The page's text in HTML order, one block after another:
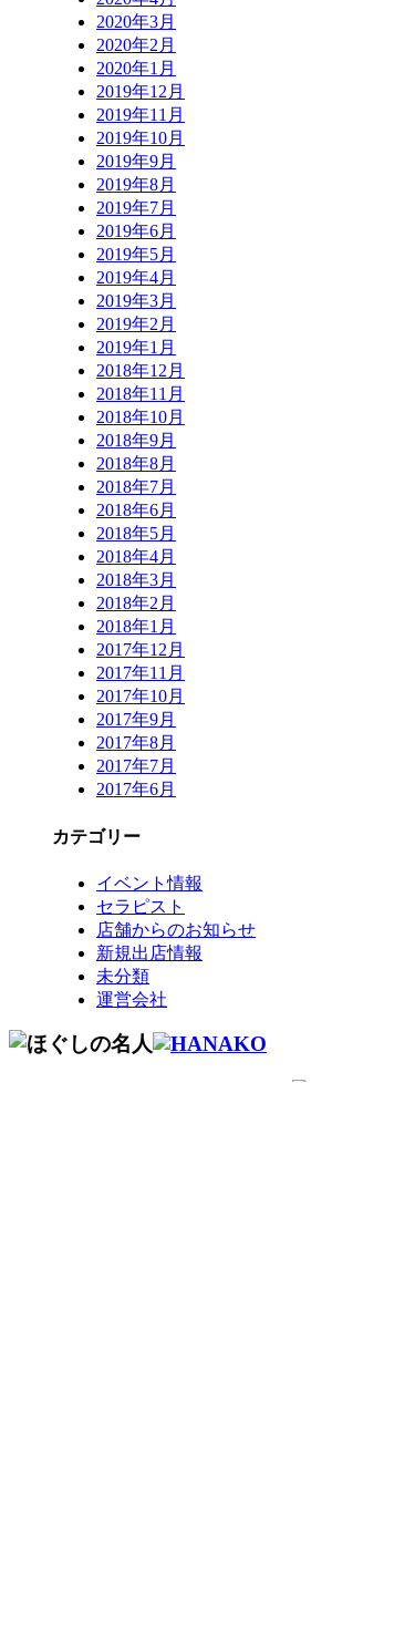
2020年3月
2020年2月
2020年1月
2019年12月
2019年11月
2019年10月
2019年9月
2019年8月
2019年7月
2019年6月
2019年5月
2019年4月
2019年3月
2019年2月
2019年1月
2018年12月
2018年11月
2018年10月
2018年9月
2018年8月
2018年7月
2018年6月
2018年5月
2018年4月
2018年3月
2018年2月
2018年1月
2017年12月
2017年11月
2017年10月
2017年9月
2017年8月
2017年7月
2017年6月
カテゴリー
イベント情報
セラピスト
店舗からのお知らせ
新規出店情報
未分類
運営会社